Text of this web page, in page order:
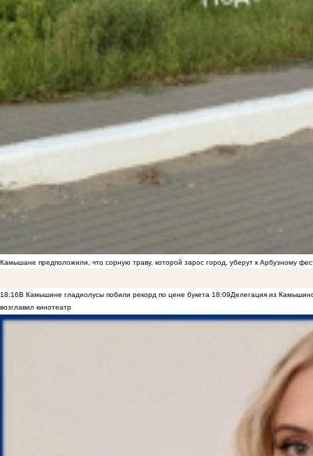
Камышане предположили, что сорную траву, которой зарос город, уберут к Арбузному
18:16В Камышине гладиолусы побили рекорд по цене букета 18:09Делегация из
возглавил кинотеатр